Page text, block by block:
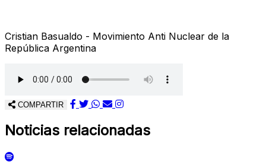
Cristian Basualdo - Movimiento Anti Nuclear de la
República Argentina
COMPARTIR
Noticias relacionadas